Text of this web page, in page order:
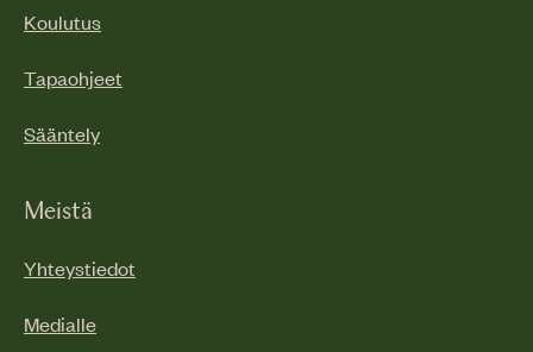
Koulutus
Tapaohjeet
Sääntely
Meistä
Yhteystiedot
Medialle